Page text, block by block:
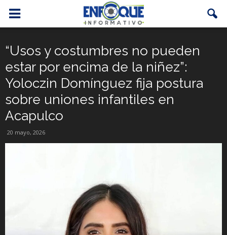
“Usos y costumbres no pueden
estar por encima de la niñez”:
Yoloczin Domínguez fija postura
sobre uniones infantiles en
Acapulco
20 mayo, 2026